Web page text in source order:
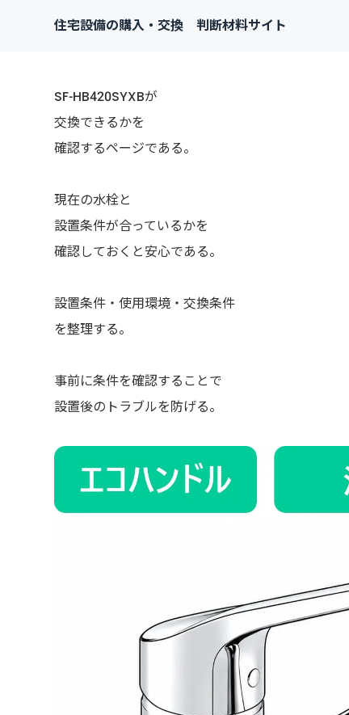
住宅設備の購入・交換 判断材料サイト
SF-HB420SYXBが
交換できるかを
確認するページである。
現在の水栓と
設置条件が合っているかを
確認しておくと安心である。
設置条件・使用環境・交換条件
を整理する。
事前に条件を確認することで
設置後のトラブルを防げる。